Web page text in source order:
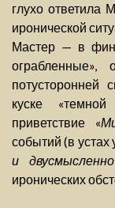
глухо ответила
иронической
Мастер — в
ограбленные»,
потусторонней
куске
приветствие «
событий (в устах
и двусмысленно
иронических